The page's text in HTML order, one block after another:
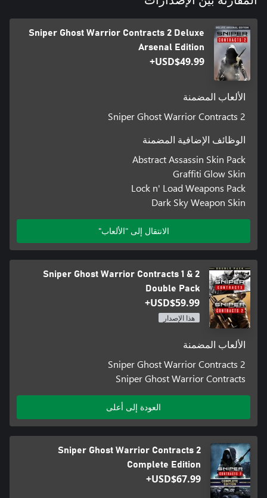
Sniper Ghost Warrior Contracts 2 Deluxe
Arsenal Edition
USD$49.99+
الألعاب المضمنة
Sniper Ghost Warrior Contracts 2
الوظائف الإضافية المضمنة
Abstract Assassin Skin Pack
Graffiti Glow Skin
Lock n' Load Weapons Pack
Dark Sky Weapon Skin
الانتقال إلى "الألعاب"
Sniper Ghost Warrior Contracts 1 & 2
Double Pack
USD$59.99+
هذا الإصدار
الألعاب المضمنة
Sniper Ghost Warrior Contracts 2
Sniper Ghost Warrior Contracts
العودة إلى أعلى
Sniper Ghost Warrior Contracts 2
Complete Edition
USD$67.99+